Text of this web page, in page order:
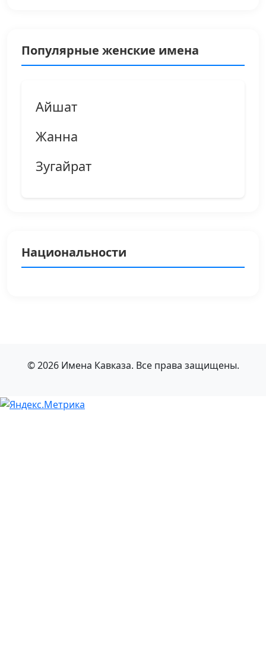
Популярные женские имена
Айшат
Жанна
Зугайрат
Национальности
© 2026 Имена Кавказа. Все права защищены.